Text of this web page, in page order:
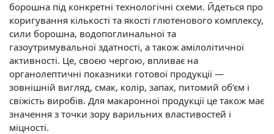
борошна під конкретні технологічні схеми. Йдеться про
коригування кількості та якості глютенового комплексу,
сили борошна, водопоглинальної та
газоутримувальної здатності, а також амілолітичної
активності. Це, своєю чергою, впливає на
органолептичні показники готової продукції —
зовнішній вигляд, смак, колір, запах, питомий об’єм і
свіжість виробів. Для макаронної продукції це також має
значення з точки зору варильних властивостей і
міцності.